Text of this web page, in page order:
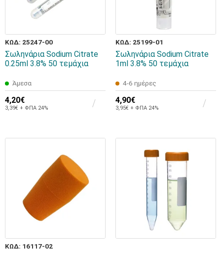
ΚΩΔ: 25247-00
Σωληνάρια Sodium Citrate
0.25ml 3.8% 50 τεμάχια
Άμεσα
4,20€
3,39€ + ΦΠΑ 24%
ΚΩΔ: 25199-01
Σωληνάρια Sodium Citrate
1ml 3.8% 50 τεμάχια
4-6 ημέρες
4,90€
3,95€ + ΦΠΑ 24%
ΚΩΔ: 16117-02